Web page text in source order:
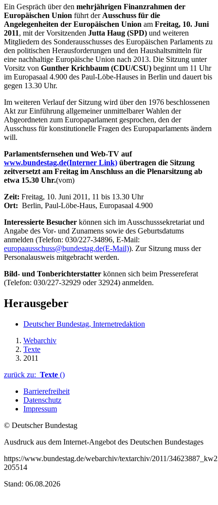
Ein Gespräch über den mehrjährigen Finanzrahmen der
Europäischen Union führt der Ausschuss für die
Angelegenheiten der Europäischen Union am Freitag, 10. Juni
2011, mit der Vorsitzenden Jutta Haug (SPD) und weiteren
Mitgliedern des Sonderausschusses des Europäischen Parlaments zu
den politischen Herausforderungen und den Haushaltsmitteln für
eine nachhaltige Europäische Union nach 2013. Die Sitzung unter
Vorsitz von Gunther Krichbaum (CDU/CSU) beginnt um 11 Uhr
im Europasaal 4.900 des Paul-Löbe-Hauses in Berlin und dauert bis
gegen 13.30 Uhr.
Im weiteren Verlauf der Sitzung wird über den 1976 beschlossenen
Akt zur Einführung allgemeiner unmittelbarer Wahlen der
Abgeordneten zum Europaparlament gesprochen, den der
Ausschuss für konstitutionelle Fragen des Europaparlaments ändern
will.
Parlamentsfernsehen und Web-TV auf
www.bundestag.de(Interner Link) übertragen die Sitzung
zeitversetzt am Freitag im Anschluss an die Plenarsitzung ab
etwa 15.30 Uhr.(vom)
Zeit: Freitag, 10. Juni 2011, 11 bis 13.30 Uhr
Ort: Berlin, Paul-Löbe-Haus, Europasaal 4.900
Interessierte Besucher können sich im Ausschusssekretariat und
Angabe des Vor- und Zunamens sowie des Geburtsdatums
anmelden (Telefon: 030/227-34896, E-Mail:
europaausschuss@bundestag.de(E-Mail)). Zur Sitzung muss der
Personalausweis mitgebracht werden.
Bild- und Tonberichterstatter können sich beim Pressereferat
(Telefon: 030/227-32929 oder 32924) anmelden.
Herausgeber
Deutscher Bundestag, Internetredaktion
Webarchiv
Texte
2011
zurück zu: Texte ()
Barrierefreiheit
Datenschutz
Impressum
© Deutscher Bundestag
Ausdruck aus dem Internet-Angebot des Deutschen Bundestages
https://www.bundestag.de/webarchiv/textarchiv/2011/
205514
Stand: 06.08.2026